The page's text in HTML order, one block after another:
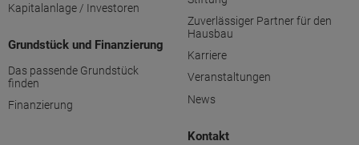
Kapitalanlage / Investoren
Grundstück und Finanzierung
Das passende Grundstück
finden
Finanzierung
Zuverlässiger Partner für den
Hausbau
Karriere
Veranstaltungen
News
Kontakt